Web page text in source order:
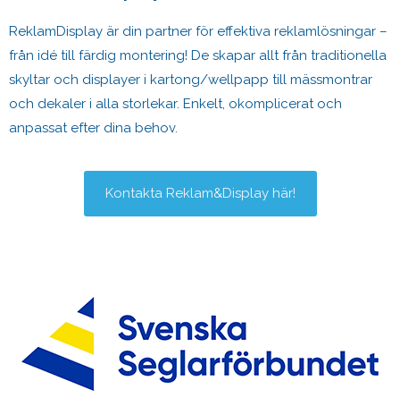
ReklamDisplay är din partner för effektiva reklamlösningar –
från idé till färdig montering! De skapar allt från traditionella
skyltar och displayer i kartong/wellpapp till mässmontrar
och dekaler i alla storlekar. Enkelt, okomplicerat och
anpassat efter dina behov.
Kontakta Reklam&Display här!